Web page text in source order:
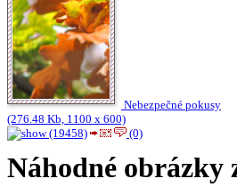
Nebezpečné pokusy
(276.48 Kb, 1100 x 600)
(19458)
(0)
Náhodné obrázky